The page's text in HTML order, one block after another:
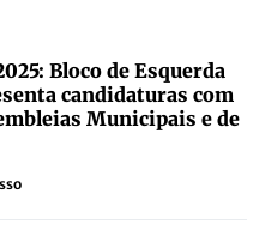
Bloco de Esquerda
candidaturas com
Municipais e de